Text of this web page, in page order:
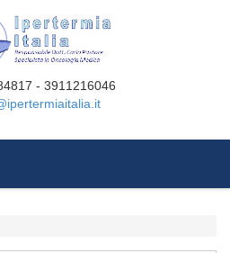
- 3911216046